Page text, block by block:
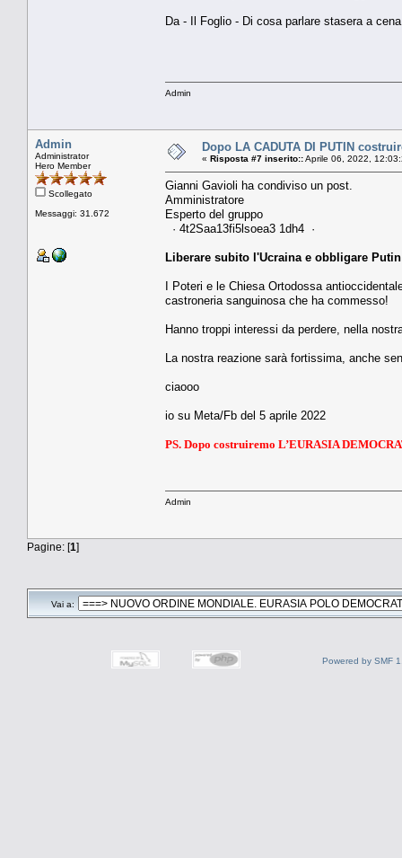
Da - Il Foglio - Di cosa parlare stasera a cena
Admin
Admin
Administrator
Hero Member
Scollegato
Messaggi: 31.672
Dopo LA CADUTA DI PUTIN
« Risposta #7 inserito::Aprile 06, 2022,
Gianni Gavioli ha condiviso un post.
Amministratore
Esperto del gruppo
· 4t2Saa13fi5lsoea3 1dh4 ·
Liberare subito l'Ucraina e obbligare
I Poteri e le Chiesa Ortodossa
castroneria sanguinosa che ha commesso!
Hanno troppi interessi da perdere, nella
La nostra reazione sarà fortissima, anche
ciaooo
io su Meta/Fb del 5 aprile 2022
PS. Dopo costruiremo L’EURASIA
Admin
Pagine: [1]
Vai a:
Powered by SMF